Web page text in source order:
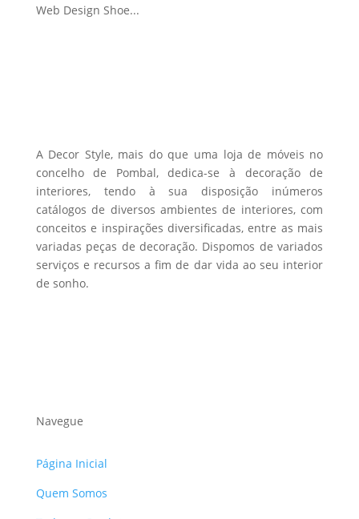
Web Design Shoe...
A Decor Style, mais do que uma loja de móveis no
concelho de Pombal, dedica-se à decoração de
interiores, tendo à sua disposição inúmeros
catálogos de diversos ambientes de interiores, com
conceitos e inspirações diversificadas, entre as mais
variadas peças de decoração. Dispomos de variados
serviços e recursos a fim de dar vida ao seu interior
de sonho.
Navegue
Página Inicial
Quem Somos